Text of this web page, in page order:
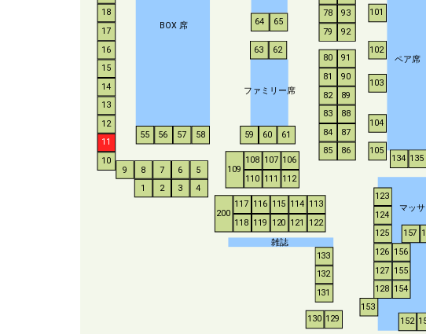
BOX 席
ファミリー席
ペア席
マッ
雑誌
1 2 3 4
5
6
7
8
9
10
11
12
13
14
15
16
17
18
55 56 57 58 59 60 61
62
63
64 65
78
79
80
81
82
83
84
85
86
87
88
89
90
91
92
93 101
102
103
104
105
106
107
108
109
110 111 112
113
114
115
116
117
118 119 120 121 122
123
124
125
126
127
128
129
130
131
132
133
134 135
152
153
154
155
156
157
200